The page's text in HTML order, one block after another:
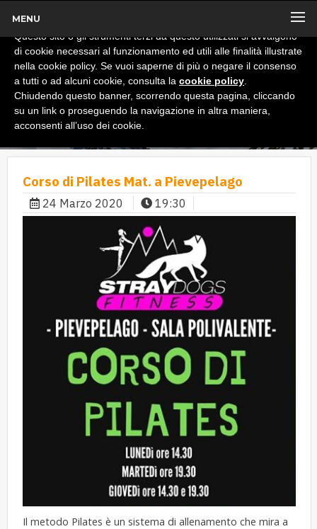
MENU
Corso di Pilates Mat. a Pievepelago
24 Marzo 2020 19:30
Il metodo Pilates è un sistema di allenamento che mira a
x
Informativa
Questo sito o gli strumenti terzi da questo utilizzati si avvalgono
di cookie necessari al funzionamento ed utili alle finalità illustrate
nella cookie policy. Se vuoi saperne di più o negare il consenso
a tutti o ad alcuni cookie, consulta la cookie policy
Chiudendo questo banner, scorrendo questa pagina, cliccando
su un link o proseguendo la navigazione in altra maniera,
acconsenti all’uso dei cookie.